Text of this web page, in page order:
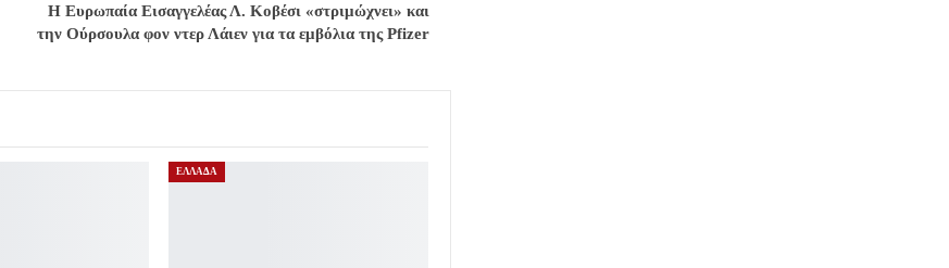
Η Ευρωπαία Εισαγγελέας Λ. Κοβέσι «στριμώχνει» και
την Ούρσουλα φον ντερ Λάιεν για τα εμβόλια της Pfizer
ΕΛΛΑΔΑ